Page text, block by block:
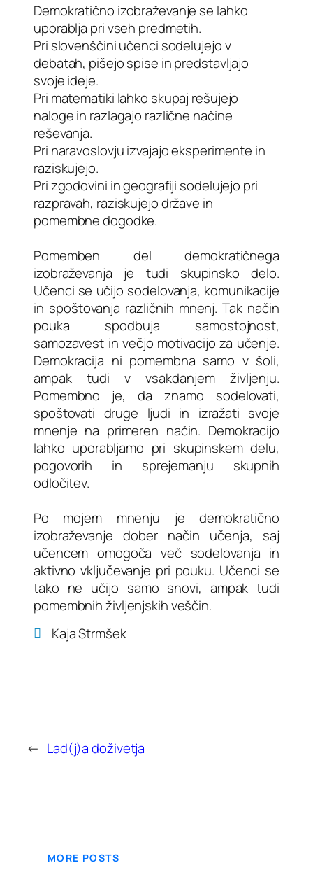
Demokratično izobraževanje se lahko
uporablja pri vseh predmetih.
Pri slovenščini učenci sodelujejo v
debatah, pišejo spise in predstavljajo
svoje ideje.
Pri matematiki lahko skupaj rešujejo
naloge in razlagajo različne načine
reševanja.
Pri naravoslovju izvajajo eksperimente in
raziskujejo.
Pri zgodovini in geografiji sodelujejo pri
razpravah, raziskujejo države in
pomembne dogodke.
Pomemben del demokratičnega
izobraževanja je tudi skupinsko delo.
Učenci se učijo sodelovanja, komunikacije
in spoštovanja različnih mnenj. Tak način
pouka spodbuja samostojnost,
samozavest in večjo motivacijo za učenje.
Demokracija ni pomembna samo v šoli,
ampak tudi v vsakdanjem življenju.
Pomembno je, da znamo sodelovati,
spoštovati druge ljudi in izražati svoje
mnenje na primeren način. Demokracijo
lahko uporabljamo pri skupinskem delu,
pogovorih in sprejemanju skupnih
odločitev.
Po mojem mnenju je demokratično
izobraževanje dober način učenja, saj
učencem omogoča več sodelovanja in
aktivno vključevanje pri pouku. Učenci se
tako ne učijo samo snovi, ampak tudi
pomembnih življenjskih veščin.
Kaja Strmšek
← Lad(j)a doživetja
MORE POSTS